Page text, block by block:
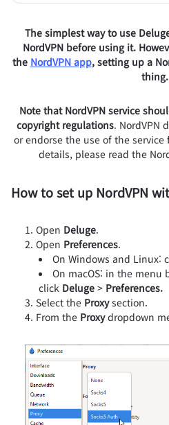
The simplest way to use
NordVPN before using it.
the NordVPN app, setting up a
thing.
Note that NordVPN service
copyright regulations. NordVPN
or endorse the use of the service
details, please read the
How to set up NordVPN
Open Deluge.
Open Preferences.
On Windows and Linux:
On macOS: in the menu
click Deluge > Preferences.
Select the Proxysection.
From the Proxydropdown